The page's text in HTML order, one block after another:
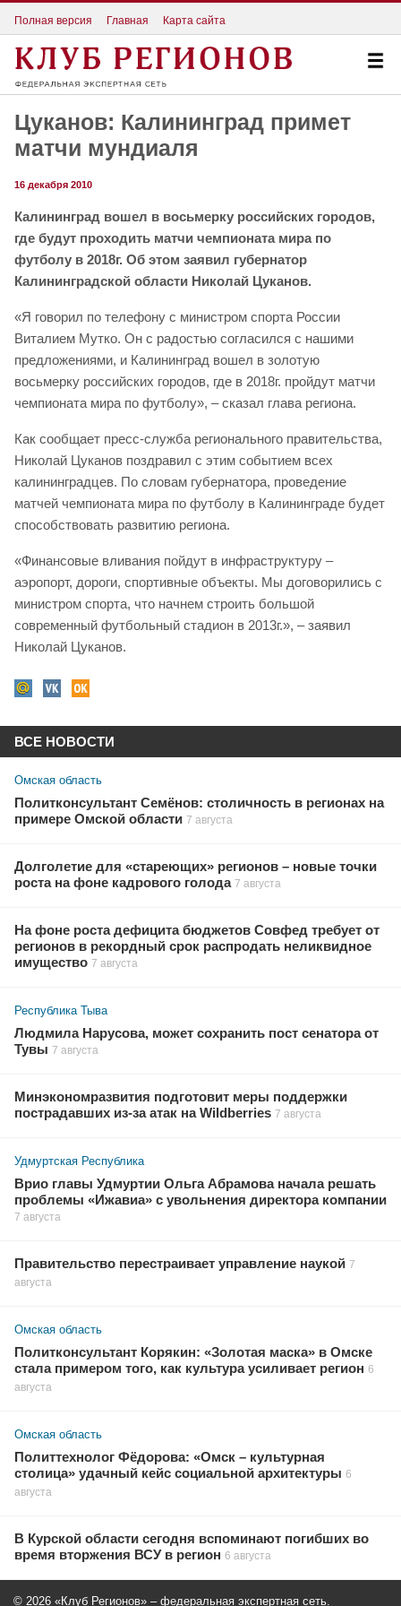
Полная версия Главная Карта сайта
Цуканов: Калининград примет
матчи мундиаля
16 декабря 2010
Калининград вошел в восьмерку российских городов,
где будут проходить матчи чемпионата мира по
футболу в 2018г. Об этом заявил губернатор
Калининградской области Николай Цуканов.
«Я говорил по телефону с министром спорта России
Виталием Мутко. Он с радостью согласился с нашими
предложениями, и Калининград вошел в золотую
восьмерку российских городов, где в 2018г. пройдут матчи
чемпионата мира по футболу», – сказал глава региона.
Как сообщает пресс-служба регионального правительства,
Николай Цуканов поздравил с этим событием всех
калининградцев. По словам губернатора, проведение
матчей чемпионата мира по футболу в Калининграде будет
способствовать развитию региона.
«Финансовые вливания пойдут в инфраструктуру –
аэропорт, дороги, спортивные объекты. Мы договорились с
министром спорта, что начнем строить большой
современный футбольный стадион в 2013г.», – заявил
Николай Цуканов.
ВСЕ НОВОСТИ
Омская область
Политконсультант Семёнов: столичность в регионах на
примере Омской области 7 августа
Долголетие для «стареющих» регионов – новые точки
роста на фоне кадрового голода 7 августа
На фоне роста дефицита бюджетов Совфед требует от
регионов в рекордный срок распродать неликвидное
имущество 7 августа
Республика Тыва
Людмила Нарусова, может сохранить пост сенатора от
Тувы 7 августа
Минэкономразвития подготовит меры поддержки
пострадавших из-за атак на Wildberries 7 августа
Удмуртская Республика
Врио главы Удмуртии Ольга Абрамова начала решать
проблемы «Ижавиа» с увольнения директора компании
7 августа
Правительство перестраивает управление наукой 7
августа
Омская область
Политконсультант Корякин: «Золотая маска» в Омске
стала примером того, как культура усиливает регион 6
августа
Омская область
Политтехнолог Фёдорова: «Омск – культурная
столица» удачный кейс социальной архитектуры 6
августа
В Курской области сегодня вспоминают погибших во
время вторжения ВСУ в регион 6 августа
© 2026 «Клуб Регионов» – федеральная экспертная сеть.